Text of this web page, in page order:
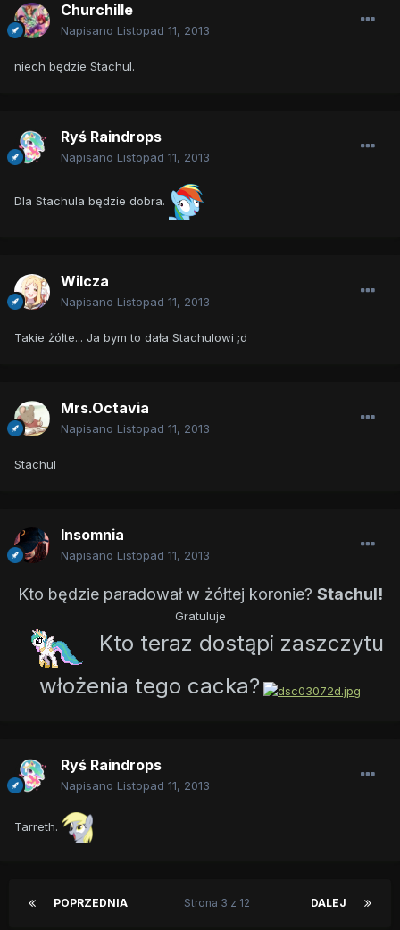
Churchille
Napisano Listopad 11, 2013
niech będzie Stachul.
Ryś Raindrops
Napisano Listopad 11, 2013
Dla Stachula będzie dobra.
Wilcza
Napisano Listopad 11, 2013
Takie żółte... Ja bym to dała Stachulowi ;d
Mrs.Octavia
Napisano Listopad 11, 2013
Stachul
Insomnia
Napisano Listopad 11, 2013
Kto będzie paradował w żółtej koronie? Stachul!
Gratuluje
Kto teraz dostąpi zaszczytu
włożenia tego cacka?
Ryś Raindrops
Napisano Listopad 11, 2013
Tarreth.
POPRZEDNIA DALEJ
Strona 3 z 12